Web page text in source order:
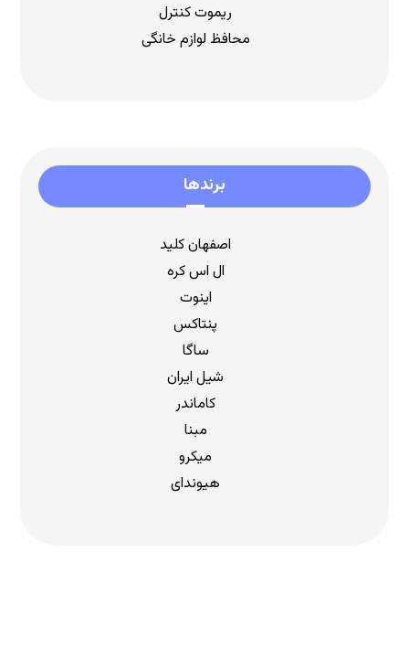
ریموت کنترل
محافظ لوازم خانگی
برندها
اصفهان کلید
ال اس کره
اینوت
پنتاکس
ساگا
شیل ایران
کاماندر
مبنا
میکرو
هیوندای